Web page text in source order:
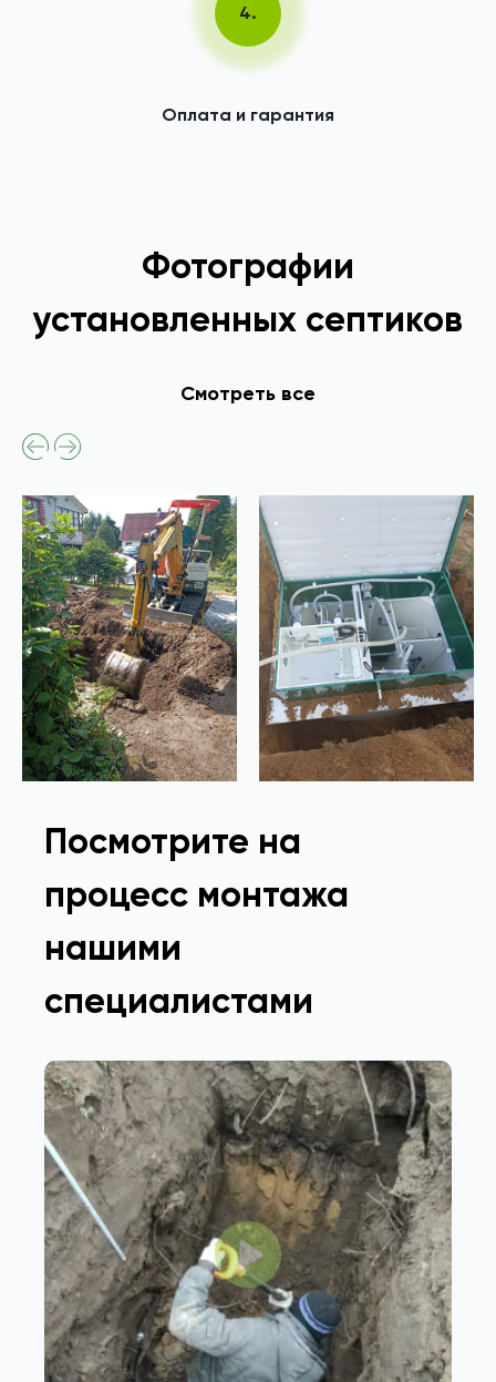
4.
Оплата и гарантия
Фотографии
установленных септиков
Смотреть все
Посмотрите на
процесс монтажа
нашими
специалистами